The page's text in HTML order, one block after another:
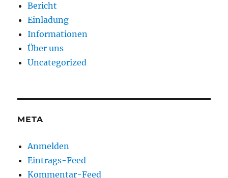
Bericht
Einladung
Informationen
Über uns
Uncategorized
META
Anmelden
Eintrags-Feed
Kommentar-Feed